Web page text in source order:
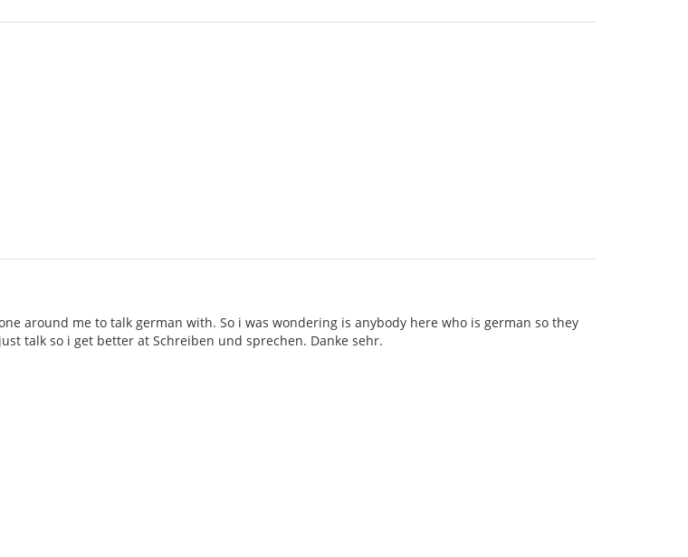
around me to talk german with. So i was wondering is anybody here who is german so they
talk so i get better at Schreiben und sprechen. Danke sehr.